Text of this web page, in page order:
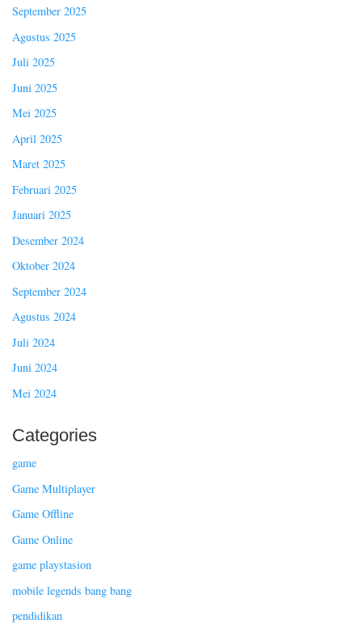
September 2025
Agustus 2025
Juli 2025
Juni 2025
Mei 2025
April 2025
Maret 2025
Februari 2025
Januari 2025
Desember 2024
Oktober 2024
September 2024
Agustus 2024
Juli 2024
Juni 2024
Mei 2024
Categories
game
Game Multiplayer
Game Offline
Game Online
game playstasion
mobile legends bang bang
pendidikan